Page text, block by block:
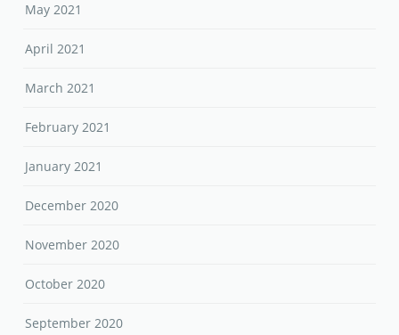
May 2021
April 2021
March 2021
February 2021
January 2021
December 2020
November 2020
October 2020
September 2020